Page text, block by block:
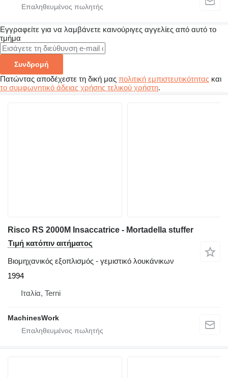
Εγγραφείτε για να λαμβάνετε καινούριγες αγγελίες από αυτό το
τμήμα
Συνδρομή
Πατώντας αποδέχεστε τη δική μας πολιτική εμπιστευτικότητας και
το συμφωνητικό άδειας χρήσης τελικού χρήστη.
Risco RS 2000M Insaccatrice - Mortadella stuffer
Τιμή κατόπιν αιτήματος
Βιομηχανικός εξοπλισμός - γεμιστικό λουκάνικων
1994
Ιταλία, Terni
MachinesWork